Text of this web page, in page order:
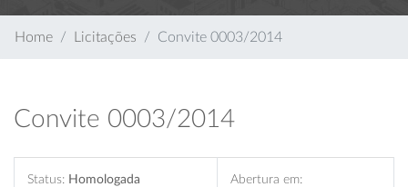
Home Licitações Convite 0003/2014
Convite 0003/2014
Status: Homologada Abertura em: